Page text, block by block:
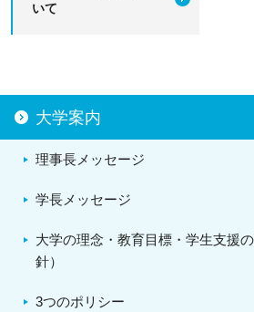
いて
大学案内
理事長メッセージ
学長メッセージ
大学の理念・教育目標・学生支援
針）
3つのポリシー